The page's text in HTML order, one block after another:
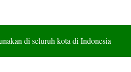
di seluruh kota di Indonesia